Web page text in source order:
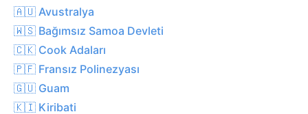
🇦🇺 Avustralya
🇼🇸 Bağımsız Samoa Devleti
🇨🇰 Cook Adaları
🇵🇫 Fransız Polinezyası
🇬🇺 Guam
🇰🇮 Kiribati